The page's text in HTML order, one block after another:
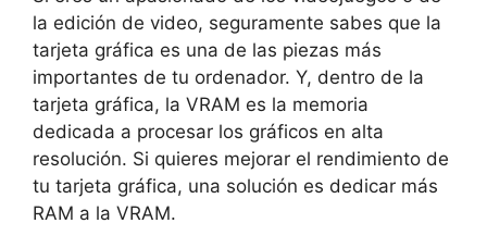
la edición de video, seguramente sabes que la
tarjeta gráfica es una de las piezas más
importantes de tu ordenador. Y, dentro de la
tarjeta gráfica, la VRAM es la memoria
dedicada a procesar los gráficos en alta
resolución. Si quieres mejorar el rendimiento de
tu tarjeta gráfica, una solución es dedicar más
RAM a la VRAM.